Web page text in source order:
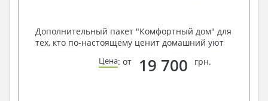
Дополнительный пакет "Комфортный дом" для
тех, кто по-настоящему ценит домашний уют
Цена: от 19 700 грн.